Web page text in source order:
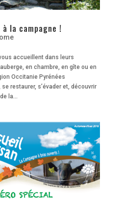
à la campagne !
accueillent dans leurs
en chambre, en gîte ou en
Occitanie Pyrénées
restaurer, s’évader et, découvrir
la...